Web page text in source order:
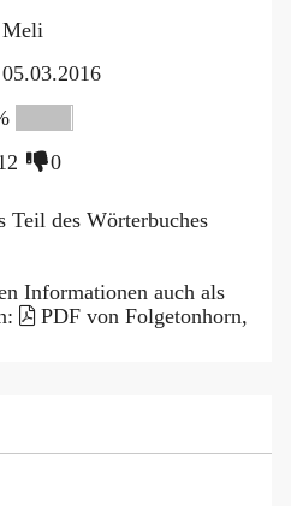
Meli
05.03.2016
0
Teil des Wörterbuches
Informationen auch als
PDF von Folgetonhorn,